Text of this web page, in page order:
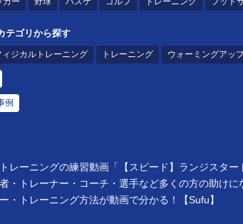
テゴリから探す
ィジカルトレーニング トレーニング ウォーミングアッ
例
トレーニングの練習動画「【スピード】ランジスタ
者・トレーナー・コーチ・選手など多くの方の助け
ー・トレーニング方法が動画で分かる！【Sufu】